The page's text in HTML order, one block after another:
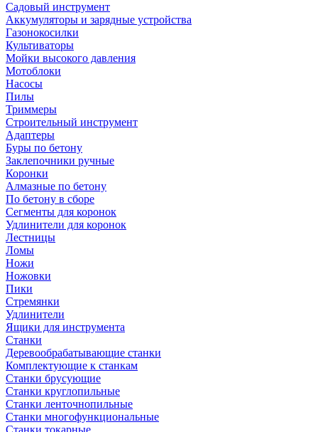
Садовый инструмент
Аккумуляторы и зарядные устройства
Газонокосилки
Культиваторы
Мойки высокого давления
Мотоблоки
Насосы
Пилы
Триммеры
Строительный инструмент
Адаптеры
Буры по бетону
Заклепочники ручные
Коронки
Алмазные по бетону
По бетону в сборе
Сегменты для коронок
Удлинители для коронок
Лестницы
Ломы
Ножи
Ножовки
Пики
Стремянки
Удлинители
Ящики для инструмента
Станки
Деревообрабатывающие станки
Комплектующие к станкам
Станки брусующие
Станки круглопильные
Станки ленточнопильные
Станки многофункциональные
Станки токарные